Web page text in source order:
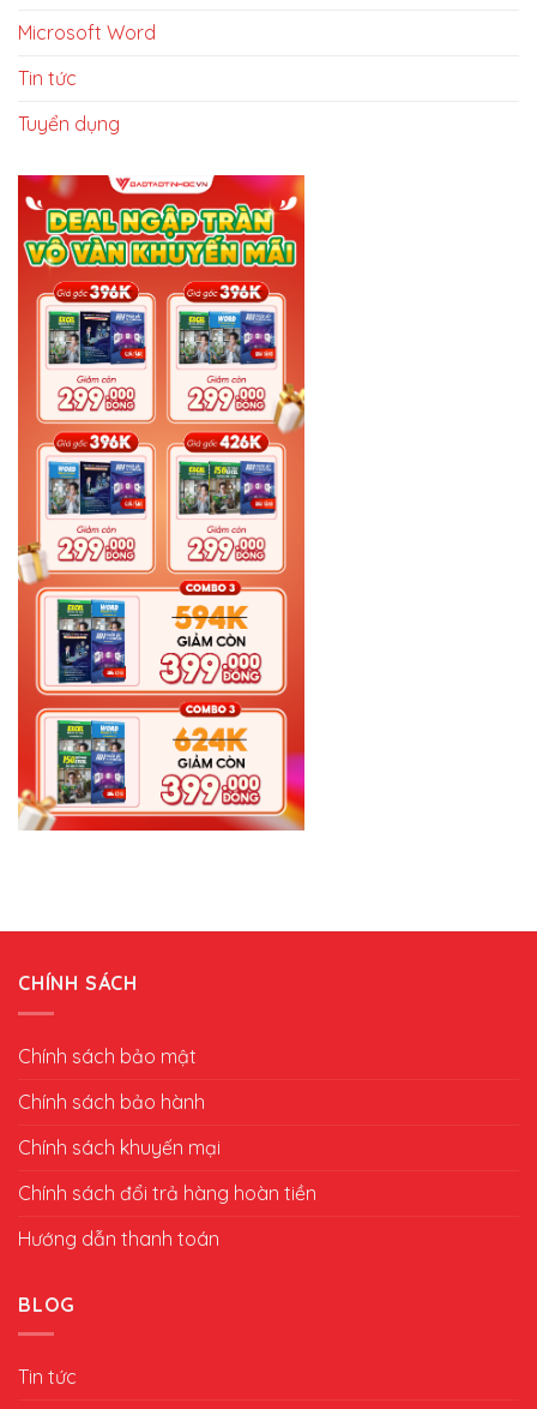
Microsoft Word
Tin tức
Tuyển dụng
CHÍNH SÁCH
Chính sách bảo mật
Chính sách bảo hành
Chính sách khuyến mại
Chính sách đổi trả hàng hoàn tiền
Hướng dẫn thanh toán
BLOG
Tin tức